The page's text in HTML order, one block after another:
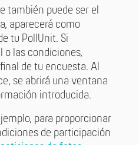
también puede ser el
aparecerá como
tu PollUnit. Si
o las condiciones,
de tu encuesta. Al
se abrirá una ventana
introducida.
para proporcionar
de participación